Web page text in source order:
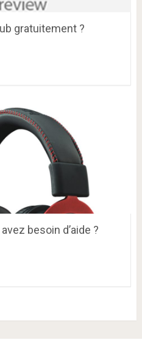
gratuitement ?
besoin d’aide ?